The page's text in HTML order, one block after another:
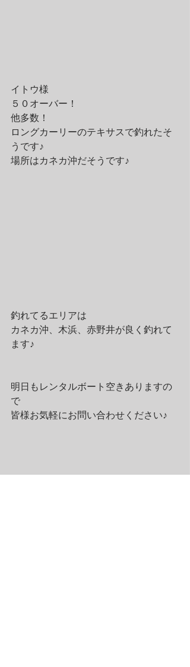
イトウ様
５０オーバー！
他多数！
ロングカーリーのテキサスで釣れたそ
うです♪
場所はカネカ沖だそうです♪
釣れてるエリアは
カネカ沖、木浜、赤野井が良く釣れて
ます♪
明日もレンタルボート空きありますの
で
皆様お気軽にお問い合わせください♪